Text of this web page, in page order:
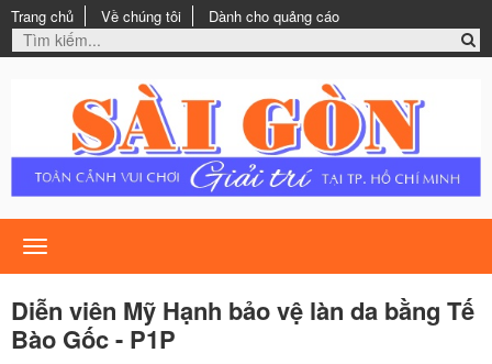
Trang chủ Về chúng tôi Dành cho quảng cáo
Toggle
navigation
Diễn viên Mỹ Hạnh bảo vệ làn da bằng Tế
Bào Gốc - P1P